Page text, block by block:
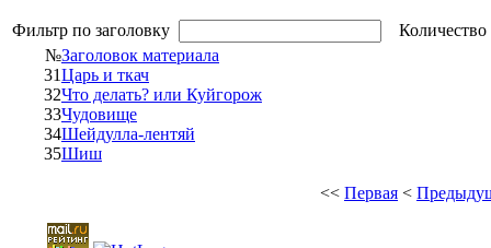
Фильтр по заголовку
№Заголовок материала
31Царь и ткач
32Что делать? или Куйгорож
33Чудовище
34Шейдулла-лентяй
35Шиш
<< Первая <